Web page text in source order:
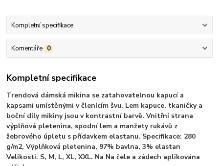
Kompletní specifikace
Komentáře 0
Kompletní specifikace
Trendová dámská mikina se zatahovatelnou kapucí a
kapsami umístěnými v členícím švu. Lem kapuce, tkaničky a
boční díly mikiny jsou v kontrastní barvě. Vnitřní strana
výplňová pletenina, spodní lem a manžety rukávů z
žebrového úpletu s přídavkem elastanu. Specifikace: 280
g/m2, Výplňková pletenina, 97% bavlna, 3% elastan
Velikosti: S, M, L, XL, XXL. Na Na čele a zádech aplikována